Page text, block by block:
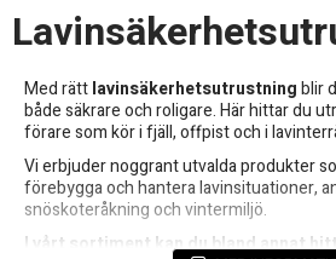
Med rättlavinsäkerhetsutrustningblir
både säkrare och roligare. Här hittar du
förare som kör i fjäll, offpist och i
Vi erbjuder noggrant utvalda produkter
förebygga och hantera lavinsituationer,
snöskoteråkning och vintermiljö.
I vårt sortiment kan du bland annat